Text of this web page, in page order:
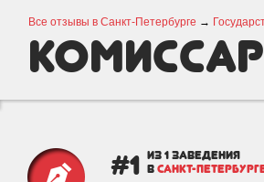
Все отзывы в Санкт-Петербурге →
#1 из 1 заведения
в САНКТ-